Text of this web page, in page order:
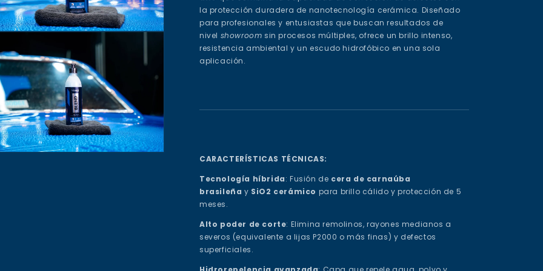
la protección duradera de nanotecnología cerámica. Diseñado
para profesionales y entusiastas que buscan resultados de
nivel showroom sin procesos múltiples, ofrece un brillo intenso,
resistencia ambiental y un escudo hidrofóbico en una sola
aplicación.
CARACTERÍSTICAS TÉCNICAS:
Tecnología híbrida: Fusión de cera de carnaúba
brasileña y SiO2 cerámico para brillo cálido y protección de 5
meses.
Alto poder de corte: Elimina remolinos, rayones medianos a
severos (equivalente a lijas P2000 o más finas) y defectos
superficiales.